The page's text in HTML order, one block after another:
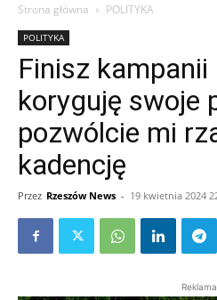
Strona główna POLITYKA
POLITYKA
Finisz kampanii
koryguję swoje
pozwólcie mi
kadencję
Przez Rzeszów News - 19 kwietnia 2024
Reklama